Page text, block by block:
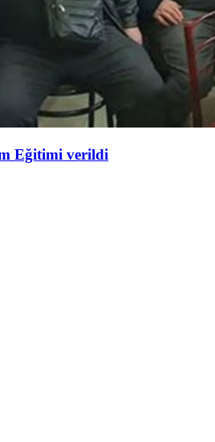
Eğitimi verildi